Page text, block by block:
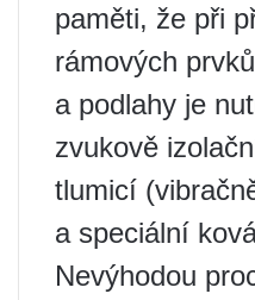
paměti, že při
rámových
a podlahy je
zvukově
tlumicí
a speciální
Nevýhodou